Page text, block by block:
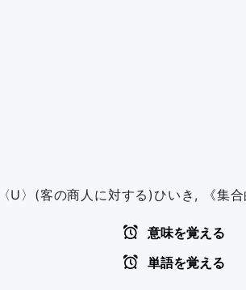
〉(客の商人に対する)ひいき, 《集
意味を覚える
単語を覚える